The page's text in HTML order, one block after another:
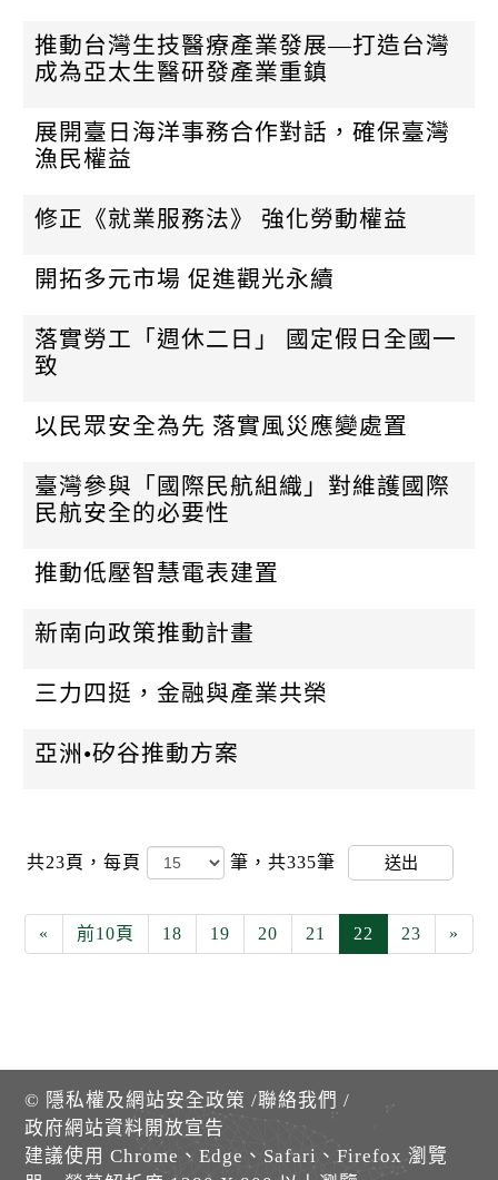
推動台灣生技醫療產業發展—打造台灣
成為亞太生醫研發產業重鎮
展開臺日海洋事務合作對話，確保臺灣
漁民權益
修正《就業服務法》 強化勞動權益
開拓多元市場 促進觀光永續
落實勞工「週休二日」 國定假日全國一
致
以民眾安全為先 落實風災應變處置
臺灣參與「國際民航組織」對維護國際
民航安全的必要性
推動低壓智慧電表建置
新南向政策推動計畫
三力四挺，金融與產業共榮
亞洲•矽谷推動方案
共23頁， 每頁 筆，共335筆 送出
« 前10頁 18 19 20 21 22 23 »
© 隱私權及網站安全政策 /聯絡我們 /
政府網站資料開放宣告
建議使用 Chrome、Edge、Safari、Firefox 瀏覽